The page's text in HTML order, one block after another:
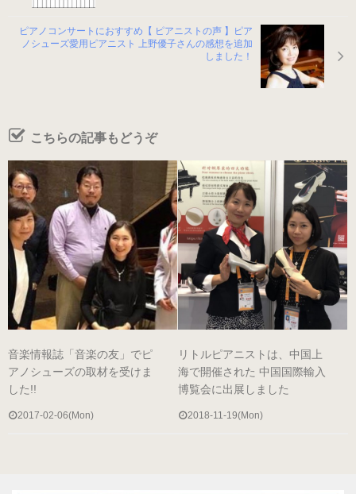
色から選ぶ
ブラック系
ゴールド・シルバー系
その他のカラー
ヒールの高さから選ぶ
ピアノコンサートにおすすめ【 ピアニストの声 】ピア
ノシューズ愛用ピアニスト 上野優子さんの感想を追加
しました！
こちらの記事もどうぞ
音楽情報誌「音楽の友」でピ
アノシューズの取材を受けま
した!!
2017-02-06(Mon)
リトルピアニストは、中国上
海で開催された 中国国際輸入
博覧会に出展しました
2018-11-19(Mon)